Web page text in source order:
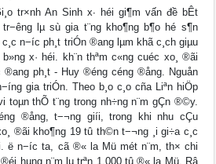
tr×nh An Sinh x∙ héi gi¶m vấn đề bÊt
lµ sù gia t¨ng kho¶ng b¶o hé s¶n
n−íc ph¸t triÓn ®ang lµm khã c¸ch giµu
x· héi. kh¨n thªm c«ng cuéc xo¸ ®ãi
®ang ph¸t - Huy ®éng céng ®ång. Nguån
gia triÓn. Theo b¸o c¸o cña Liªn hiÖp
toµn thÕ t¨ng trong nh÷ng n¨m gÇn ®©y.
®ång, t−¬ng giíi, trong khi nhu cÇu
®ãi kho¶ng 19 tû th©n t−¬ng ¸i gi÷a c¸c
ë n−íc ta, cã ®« la Mü mét n¨m, th× chi
hµng n¨m lµ trªn 1.000 tû ®« la Mü. Râ